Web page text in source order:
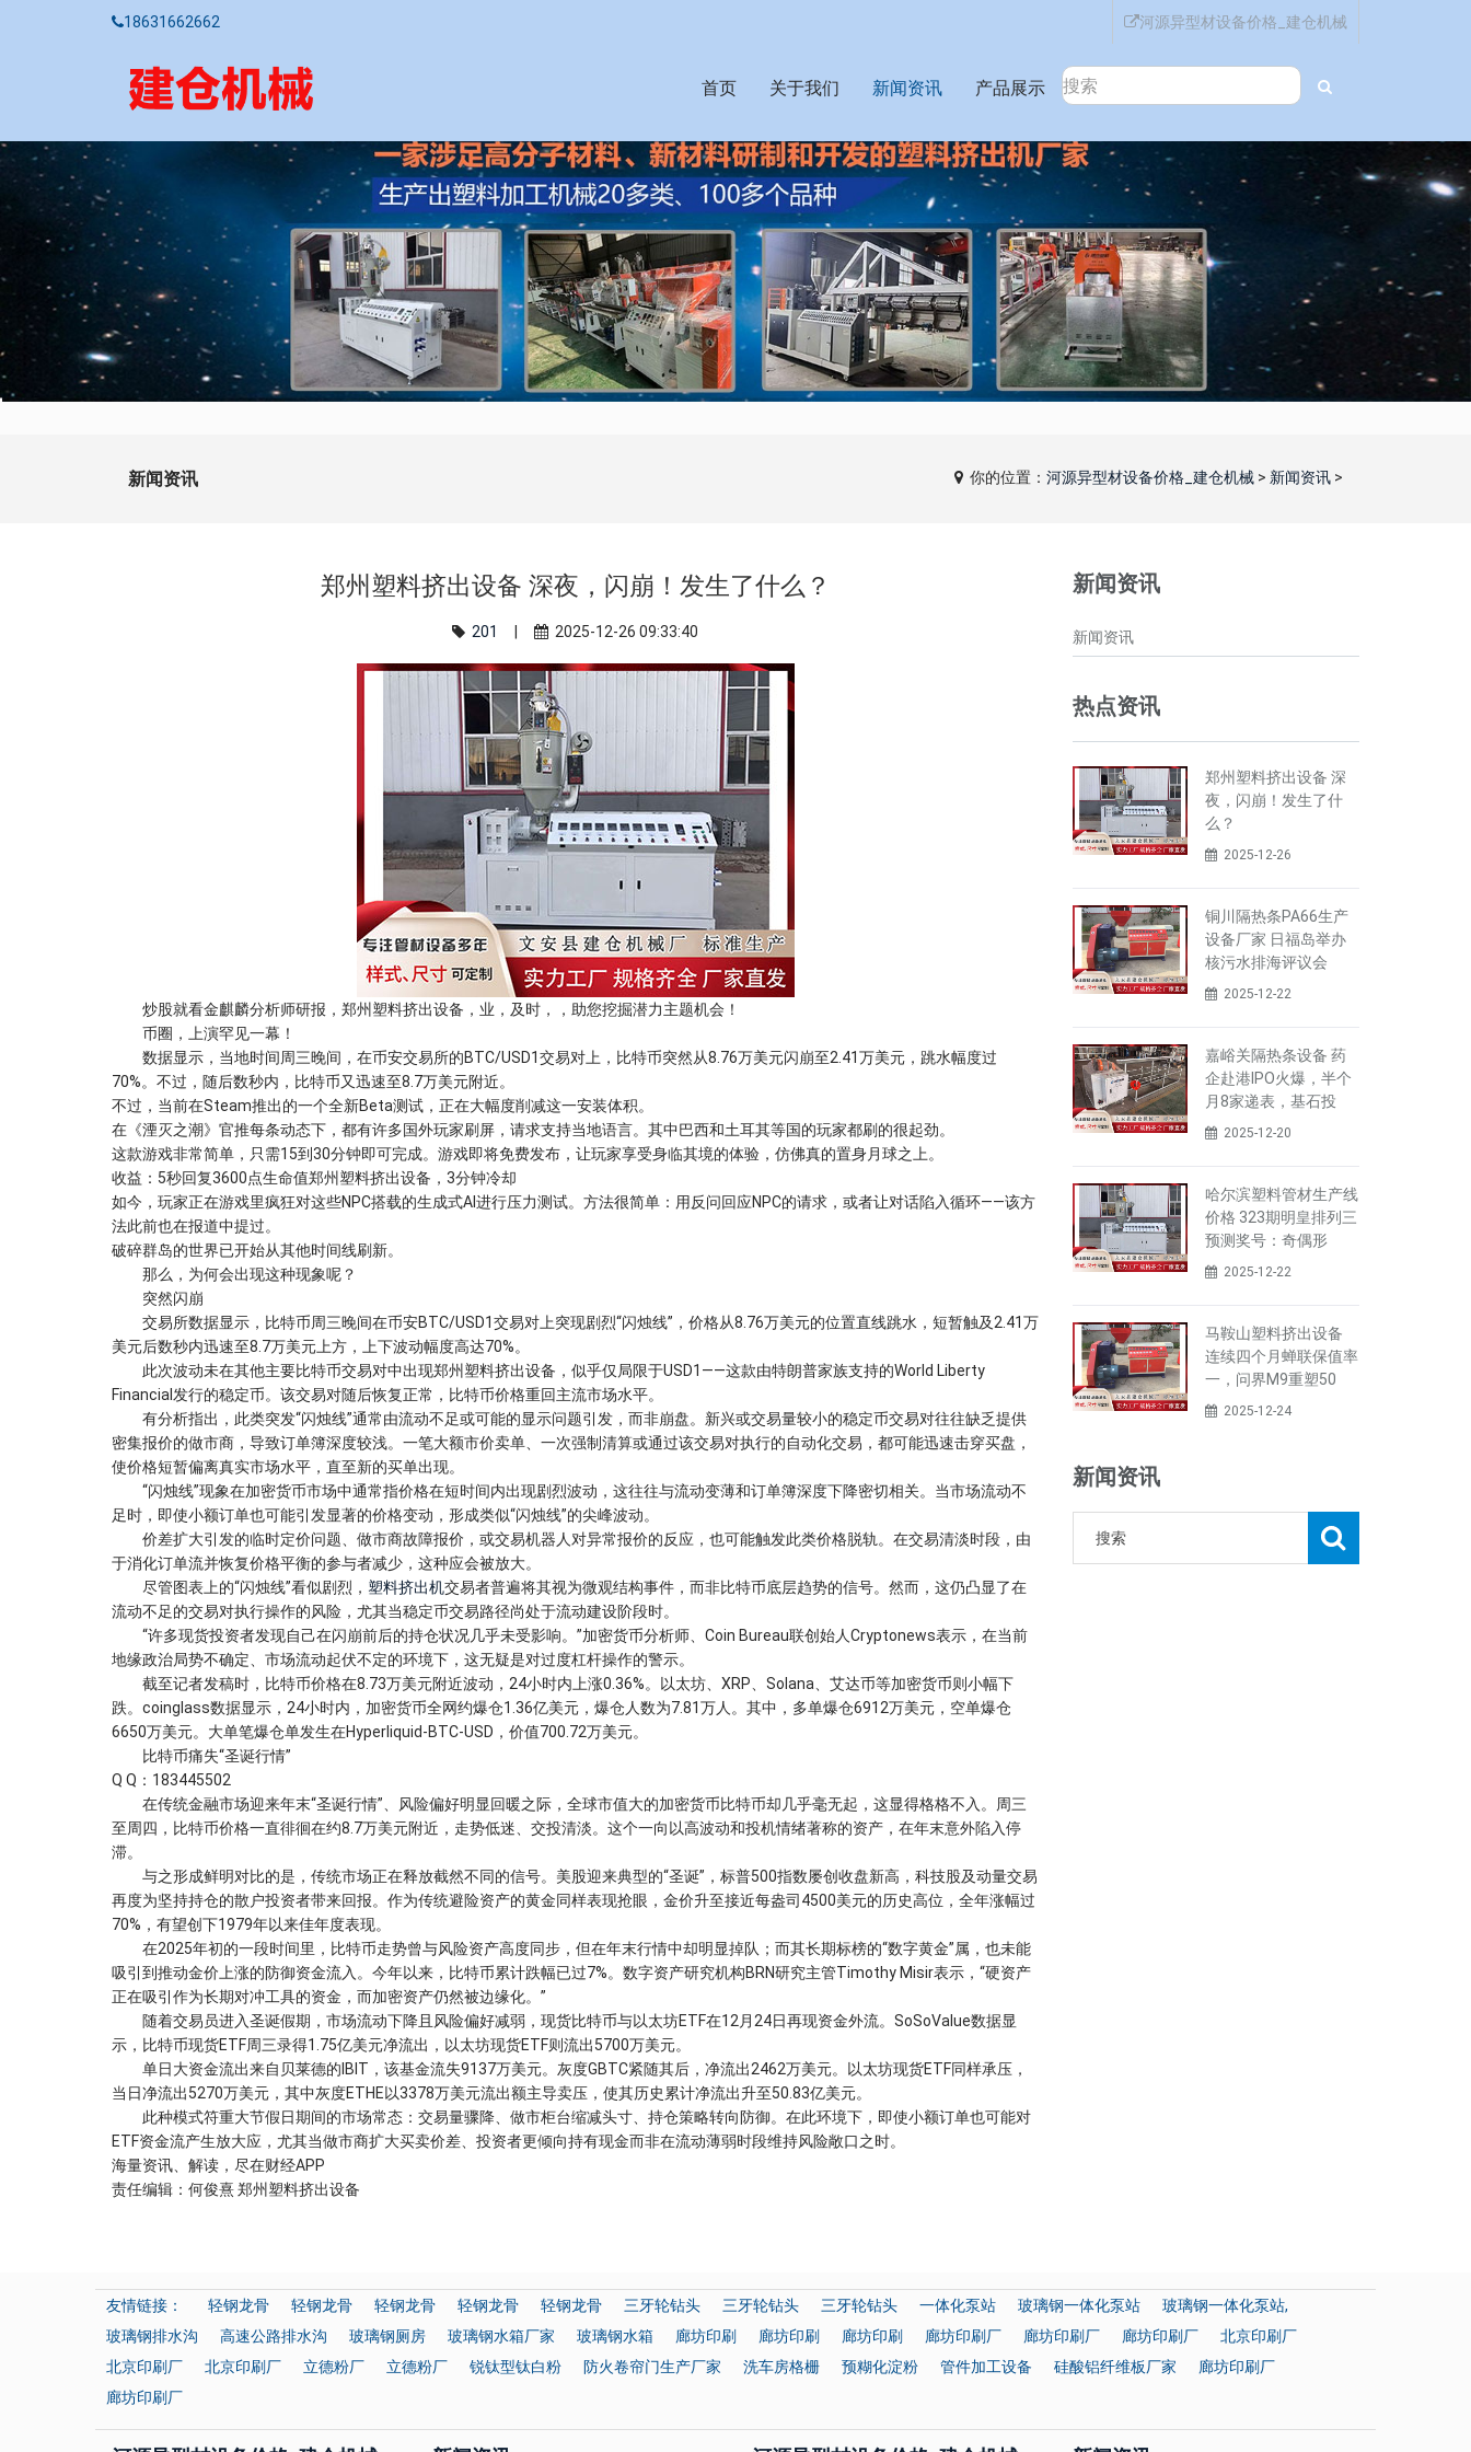
河源异型材设备价格_建仓机械
18631662662
首页 关于我们 新闻资讯 产品展示
新闻资讯 你的位置： 河源异型材设备价格_建仓机械 > 新闻资讯 >
郑州塑料挤出设备 深夜，闪崩！发生了什么？
201 | 2025-12-26 09:33:40
炒股就看金麒麟分析师研报，郑州塑料挤出设备，业，及时，，助您挖掘潜力主题机会！
币圈，上演罕见一幕！
数据显示，当地时间周三晚间，在币安交易所的BTC/USD1交易对上，比特币突然从8.76万美元闪崩至2.41万美元，跳水幅度过
70%。不过，随后数秒内，比特币又迅速至8.7万美元附近。
不过，当前在Steam推出的一个全新Beta测试，正在大幅度削减这一安装体积。
在《湮灭之潮》官推每条动态下，都有许多国外玩家刷屏，请求支持当地语言。其中巴西和土耳其等国的玩家都刷的很起劲。
这款游戏非常简单，只需15到30分钟即可完成。游戏即将免费发布，让玩家享受身临其境的体验，仿佛真的置身月球之上。
收益：5秒回复3600点生命值郑州塑料挤出设备，3分钟冷却
如今，玩家正在游戏里疯狂对这些NPC搭载的生成式AI进行压力测试。方法很简单：用反问回应NPC的请求，或者让对话陷入循环——该方
法此前也在报道中提过。
破碎群岛的世界已开始从其他时间线刷新。
那么，为何会出现这种现象呢？
突然闪崩
交易所数据显示，比特币周三晚间在币安BTC/USD1交易对上突现剧烈“闪烛线”，价格从8.76万美元的位置直线跳水，短暂触及2.41万
美元后数秒内迅速至8.7万美元上方，上下波动幅度高达70%。
此次波动未在其他主要比特币交易对中出现郑州塑料挤出设备，似乎仅局限于USD1——这款由特朗普家族支持的World Liberty
Financial发行的稳定币。该交易对随后恢复正常，比特币价格重回主流市场水平。
有分析指出，此类突发“闪烛线”通常由流动不足或可能的显示问题引发，而非崩盘。新兴或交易量较小的稳定币交易对往往缺乏提供
密集报价的做市商，导致订单簿深度较浅。一笔大额市价卖单、一次强制清算或通过该交易对执行的自动化交易，都可能迅速击穿买盘，
使价格短暂偏离真实市场水平，直至新的买单出现。
“闪烛线”现象在加密货币市场中通常指价格在短时间内出现剧烈波动，这往往与流动变薄和订单簿深度下降密切相关。当市场流动不
足时，即使小额订单也可能引发显著的价格变动，形成类似“闪烛线”的尖峰波动。
价差扩大引发的临时定价问题、做市商故障报价，或交易机器人对异常报价的反应，也可能触发此类价格脱轨。在交易清淡时段，由
于消化订单流并恢复价格平衡的参与者减少，这种应会被放大。
尽管图表上的“闪烛线”看似剧烈， 塑料挤出机交易者普遍将其视为微观结构事件，而非比特币底层趋势的信号。然而，这仍凸显了在
流动不足的交易对执行操作的风险，尤其当稳定币交易路径尚处于流动建设阶段时。
“许多现货投资者发现自己在闪崩前后的持仓状况几乎未受影响。”加密货币分析师、Coin Bureau联创始人Cryptonews表示，在当前
地缘政治局势不确定、市场流动起伏不定的环境下，这无疑是对过度杠杆操作的警示。
截至记者发稿时，比特币价格在8.73万美元附近波动，24小时内上涨0.36%。以太坊、XRP、Solana、艾达币等加密货币则小幅下
跌。coinglass数据显示，24小时内，加密货币全网约爆仓1.36亿美元，爆仓人数为7.81万人。其中，多单爆仓6912万美元，空单爆仓
6650万美元。大单笔爆仓单发生在Hyperliquid-BTC-USD，价值700.72万美元。
比特币痛失“圣诞行情”
Q Q：183445502
在传统金融市场迎来年末“圣诞行情”、风险偏好明显回暖之际，全球市值大的加密货币比特币却几乎毫无起，这显得格格不入。周三
至周四，比特币价格一直徘徊在约8.7万美元附近，走势低迷、交投清淡。这个一向以高波动和投机情绪著称的资产，在年末意外陷入停
滞。
与之形成鲜明对比的是，传统市场正在释放截然不同的信号。美股迎来典型的“圣诞”，标普500指数屡创收盘新高，科技股及动量交易
再度为坚持持仓的散户投资者带来回报。作为传统避险资产的黄金同样表现抢眼，金价升至接近每盎司4500美元的历史高位，全年涨幅过
70%，有望创下1979年以来佳年度表现。
在2025年初的一段时间里，比特币走势曾与风险资产高度同步，但在年末行情中却明显掉队；而其长期标榜的“数字黄金”属，也未能
吸引到推动金价上涨的防御资金流入。今年以来，比特币累计跌幅已过7%。数字资产研究机构BRN研究主管Timothy Misir表示，“硬资产
正在吸引作为长期对冲工具的资金，而加密资产仍然被边缘化。”
随着交易员进入圣诞假期，市场流动下降且风险偏好减弱，现货比特币与以太坊ETF在12月24日再现资金外流。SoSoValue数据显
示，比特币现货ETF周三录得1.75亿美元净流出，以太坊现货ETF则流出5700万美元。
单日大资金流出来自贝莱德的IBIT，该基金流失9137万美元。灰度GBTC紧随其后，净流出2462万美元。以太坊现货ETF同样承压，
当日净流出5270万美元，其中灰度ETHE以3378万美元流出额主导卖压，使其历史累计净流出升至50.83亿美元。
此种模式符重大节假日期间的市场常态：交易量骤降、做市柜台缩减头寸、持仓策略转向防御。在此环境下，即使小额订单也可能对
ETF资金流产生放大应，尤其当做市商扩大买卖价差、投资者更倾向持有现金而非在流动薄弱时段维持风险敞口之时。
海量资讯、解读，尽在财经APP
责任编辑：何俊熹 郑州塑料挤出设备
新闻资讯
新闻资讯
热点资讯
郑州塑料挤出设备 深
夜，闪崩！发生了什
么？
2025-12-26
铜川隔热条PA66生产
设备厂家 日福岛举办
核污水排海评议会
2025-12-22
嘉峪关隔热条设备 药
企赴港IPO火爆，半个
月8家递表，基石投
2025-12-20
哈尔滨塑料管材生产线
价格 323期明皇排列三
预测奖号：奇偶形
2025-12-22
马鞍山塑料挤出设备
连续四个月蝉联保值率
一，问界M9重塑50
2025-12-24
新闻资讯
友情链接： 轻钢龙骨 轻钢龙骨 轻钢龙骨 轻钢龙骨 轻钢龙骨 三牙轮钻头 三牙轮钻头 三牙轮钻头 一体化泵站 玻璃钢一体化泵站
玻璃钢一体化泵站,
玻璃钢排水沟
高速公路排水沟 玻璃钢厕房 玻璃钢水箱厂家 玻璃钢水箱 廊坊印刷 廊坊印刷 廊坊印刷 廊坊印刷厂 廊坊印刷厂 廊坊印刷厂
北京印刷厂
北京印刷厂
北京印刷厂 立德粉厂 立德粉厂 锐钛型钛白粉 防火卷帘门生产厂家 洗车房格栅 预糊化淀粉 管件加工设备 硅酸铝纤维板厂家
廊坊印刷厂
廊坊印刷厂